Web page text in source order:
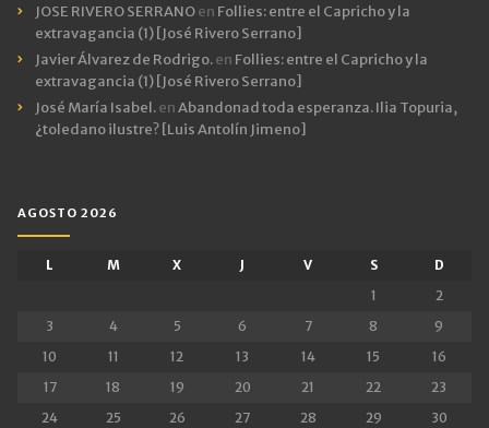
JOSE RIVERO SERRANOen Follies: entre el Capricho y la
extravagancia (1) [José Rivero Serrano]
Javier Álvarez de Rodrigo.en Follies: entre el Capricho y la
extravagancia (1) [José Rivero Serrano]
José María Isabel.enAbandonad toda esperanza. Ilia Topuria,
¿toledano ilustre? [Luis Antolín Jimeno]
AGOSTO 2026
L M X J V S
D
1
2
3
4 5 6 7 8
9
10
11 12 13 14 15
16
17
18 19 20 21 22
23
24
25 26 27 28 29
30